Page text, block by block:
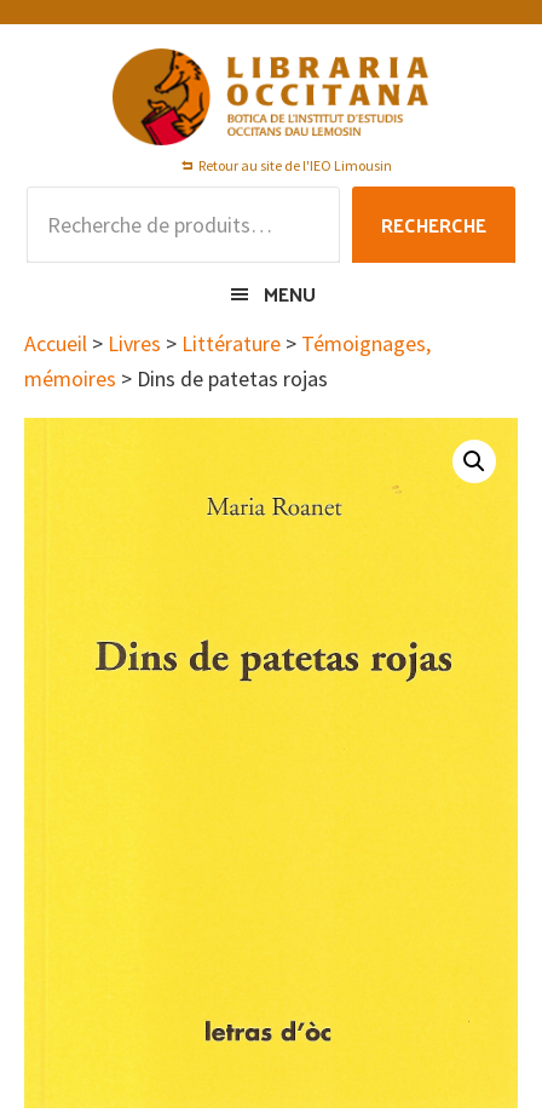
Passer
Passer
Passer
Retour au site de l'IEO Limousin
pour :
RECHERCHE
MENU
Accueil > Livres > Littérature > Témoignages,
mémoires > Dins de patetas rojas